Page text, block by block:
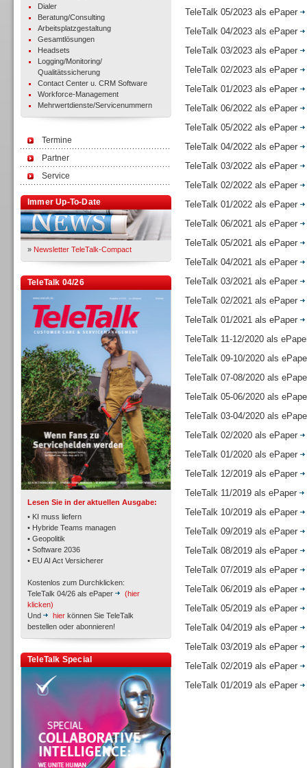
Dialer
Beratung/Consulting
Arbeitsplatzgestaltung
Gesamtlösungen
Headsets
Logging/Monitoring/
Qualitätssicherung
Contact Center u. CRM Software
Workforce-Management
Mehrwertdienste/Servicenummern
Termine
Partner
Service
Immer Up-To-Date
» Newsletter TeleTalk-Compact
TeleTalk 04/26
Lesen Sie in der aktuellen Ausgabe:
• KI muss liefern
• Hybride Teams managen
• Geopolitik
• Software 2036
• EU AI Act Versicherer
Kostenlos zum Durchklicken:
TeleTalk 04/26 als ePaper
(hier
klicken)
Und
hier können Sie TeleTalk
bestellen oder abonnieren!
TeleTalk Special
TK- und ACD-Systeme
Workforce-Management
Personal
TeleTalk 05/2023 als ePaper
TeleTalk 04/2023 als ePaper
TeleTalk 03/2023 als ePaper
TeleTalk 02/2023 als ePaper
TeleTalk 01/2023 als ePaper
TeleTalk 06/2022 als ePaper
TeleTalk 05/2022 als ePaper
TeleTalk 04/2022 als ePaper
TeleTalk 03/2022 als ePaper
TeleTalk 02/2022 als ePaper
TeleTalk 01/2022 als ePaper
TeleTalk 06/2021 als ePaper
TeleTalk 05/2021 als ePaper
TeleTalk 04/2021 als ePaper
TeleTalk 03/2021 als ePaper
TeleTalk 02/2021 als ePaper
TeleTalk 01/2021 als ePaper
TeleTalk 11-12/2020 als
TeleTalk 09-10/2020 als
TeleTalk 07-08/2020 als
TeleTalk 05-06/2020 als
TeleTalk 03-04/2020 als
TeleTalk 02/2020 als ePaper
TeleTalk 01/2020 als ePaper
TeleTalk 12/2019 als ePaper
TeleTalk 11/2019 als ePaper
TeleTalk 10/2019 als ePaper
TeleTalk 09/2019 als ePaper
TeleTalk 08/2019 als ePaper
TeleTalk 07/2019 als ePaper
TeleTalk 06/2019 als ePaper
TeleTalk 05/2019 als ePaper
TeleTalk 04/2019 als ePaper
TeleTalk 03/2019 als ePaper
TeleTalk 02/2019 als ePaper
TeleTalk 01/2019 als ePaper